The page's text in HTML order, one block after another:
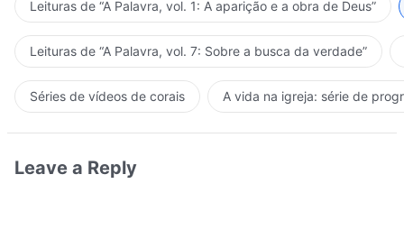
de sobreviver?
Leituras de “A Palavra, vol. 1: A aparição e a obra de Deus”
Leituras de “A Palavra, vol. 7: Sobre a busca da verdade”
Séries de vídeos de corais A vida na igreja: série de
Leave a Reply